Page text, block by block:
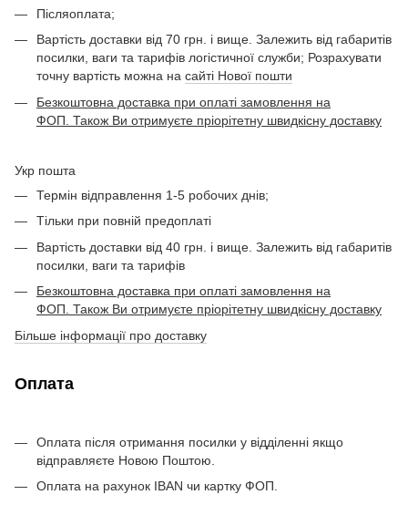
Післяоплата;
Вартість доставки від 70 грн. і вище. Залежить від габаритів
посилки, ваги та тарифів логістичної служби; Розрахувати
точну вартість можна на сайті Нової пошти
Безкоштовна доставка при оплаті замовлення на
ФОП. Також Ви отримуєте пріорітетну швидкісну доставку
Укр пошта
Термін відправлення 1-5 робочих днів;
Тільки при повній предоплаті
Вартість доставки від 40 грн. і вище. Залежить від габаритів
посилки, ваги та тарифів
Безкоштовна доставка при оплаті замовлення на
ФОП. Також Ви отримуєте пріорітетну швидкісну доставку
Більше інформації про доставку
Оплата
Оплата після отримання посилки у відділенні якщо
відправляєте Новою Поштою.
Оплата на рахунок IBAN чи картку ФОП.